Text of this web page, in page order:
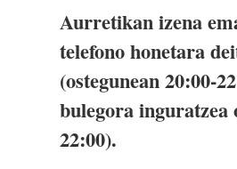
Aurretikan izena
telefono honetara
(ostegunean 20:00-
bulegora inguratzea
22:00).